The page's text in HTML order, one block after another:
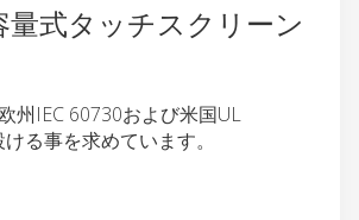
量式タッチスクリーン
州IEC 60730および米国UL
る事を求めています。